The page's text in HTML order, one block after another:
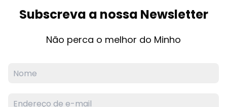
Subscreva a nossa Newsletter
Não perca o melhor do Minho